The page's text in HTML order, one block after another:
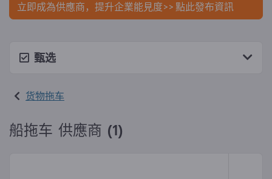
立即成為供應商，提升企業能見度>> 點此發布資訊
甄选
货物拖车
船拖车 供應商 (1)